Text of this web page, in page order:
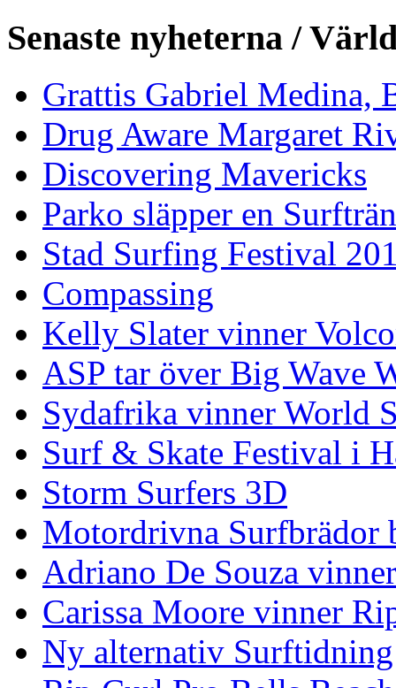
Senaste nyheterna /
Grattis Gabriel Medina,
Drug Aware Margaret
Discovering Mavericks
Parko släpper en
Stad Surfing Festival
Compassing
Kelly Slater vinner
ASP tar över Big Wave
Sydafrika vinner World
Surf & Skate Festival i
Storm Surfers 3D
Motordrivna Surfbrädor
Adriano De Souza
Carissa Moore vinner
Ny alternativ Surftidning